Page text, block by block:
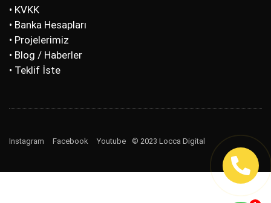
• KVKK
• Banka Hesapları
• Projelerimiz
• Blog / Haberler
• Teklif İste
© 2023 Locca Digital
Instagram Facebook Youtube